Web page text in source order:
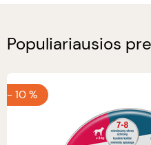
Populiariausios
-10 %